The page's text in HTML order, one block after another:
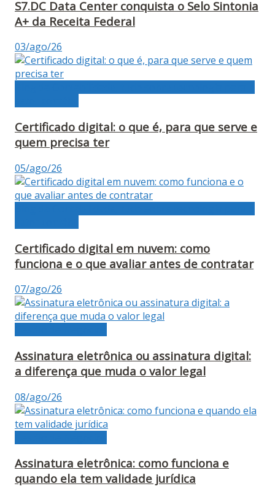
S7.DC Data Center conquista o Selo Sintonia
A+ da Receita Federal
03/ago/26
Certificado digital: o que é, para que serve e
quem precisa ter
05/ago/26
Certificado digital em nuvem: como
funciona e o que avaliar antes de contratar
07/ago/26
Assinatura eletrônica ou assinatura digital:
a diferença que muda o valor legal
08/ago/26
Assinatura eletrônica: como funciona e
quando ela tem validade jurídica